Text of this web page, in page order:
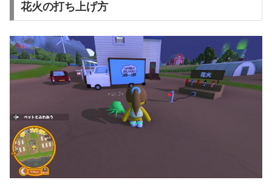
花火の打ち上げ方